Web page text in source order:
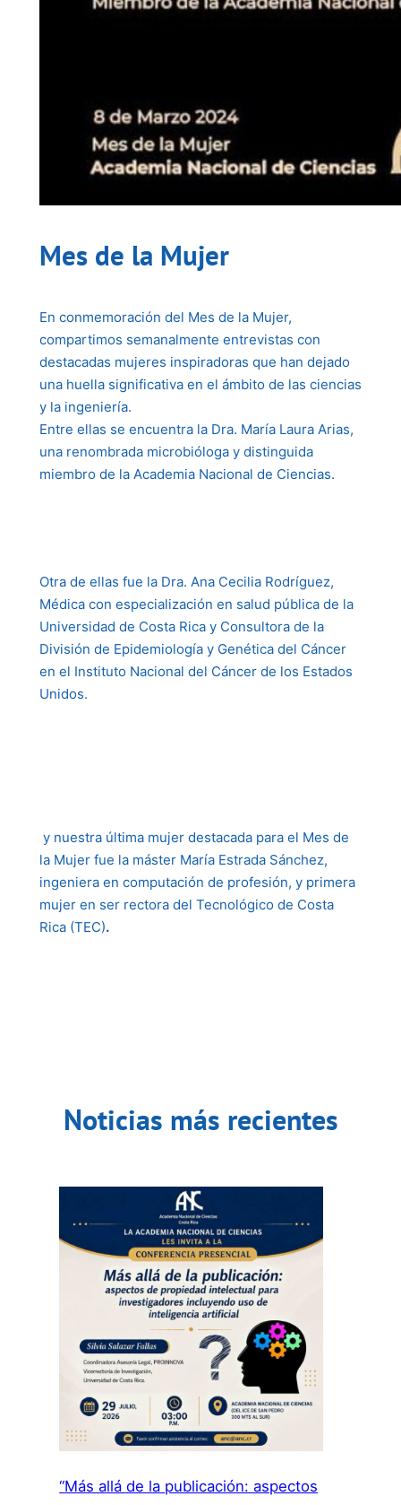
Mes de la Mujer
En conmemoración del Mes de la Mujer,
compartimos semanalmente entrevistas con
destacadas mujeres inspiradoras que han dejado
una huella significativa en el ámbito de las ciencias
y la ingeniería.
Entre ellas se encuentra la Dra. María Laura Arias,
una renombrada microbióloga y distinguida
miembro de la Academia Nacional de Ciencias.
Otra de ellas fue la Dra. Ana Cecilia Rodríguez,
Médica con especialización en salud pública de la
Universidad de Costa Rica y Consultora de la
División de Epidemiología y Genética del Cáncer
en el Instituto Nacional del Cáncer de los Estados
Unidos.
y nuestra última mujer destacada para el Mes de
la Mujer fue la máster María Estrada Sánchez,
ingeniera en computación de profesión, y primera
mujer en ser rectora del Tecnológico de Costa
Rica (TEC).
Noticias más recientes
“Más allá de la publicación: aspectos